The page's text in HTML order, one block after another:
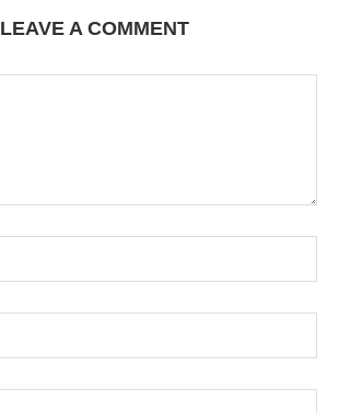
LEAVE A COMMENT